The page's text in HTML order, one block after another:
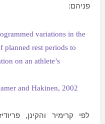
פניהם:
variations in the
planned rest periods to
on an athlete’s
and Hakinen, 2002
לפי קרימיר והקינן,